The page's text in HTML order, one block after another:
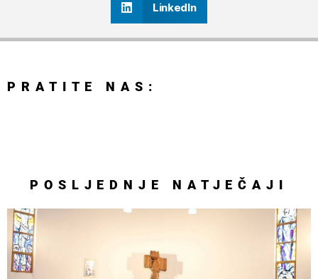
LinkedIn
PRATITE NAS:
POSLJEDNJE NATJEČAJI